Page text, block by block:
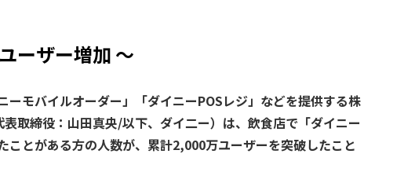
ーザー増加 ～
ーモバイルオーダー」「ダイニーPOSレジ」などを提供する株
取締役：山田真央/以下、ダイ二ー）は、飲食店で「ダイニー
ことがある方の人数が、累計2,000万ユーザーを突破したこと